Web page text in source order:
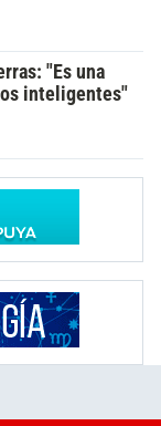
"Es una
inteligentes"